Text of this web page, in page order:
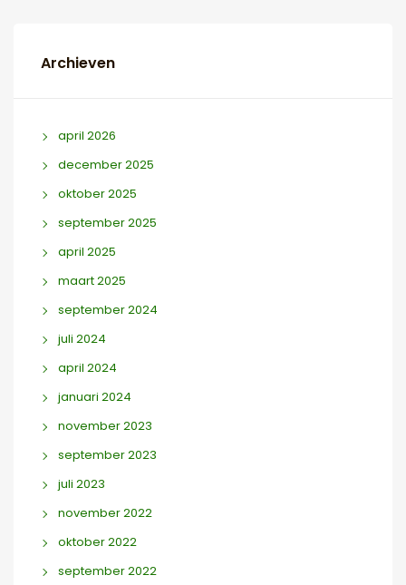
Archieven
april 2026
december 2025
oktober 2025
september 2025
april 2025
maart 2025
september 2024
juli 2024
april 2024
januari 2024
november 2023
september 2023
juli 2023
november 2022
oktober 2022
september 2022